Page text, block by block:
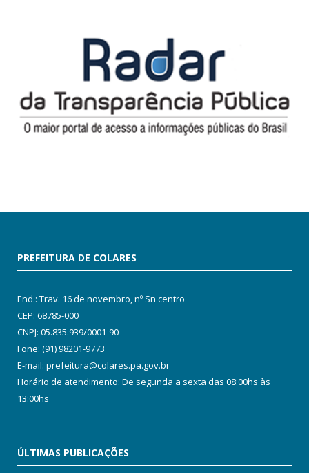
PREFEITURA DE COLARES
End.: Trav. 16 de novembro, nº Sn centro
CEP: 68785-000
CNPJ: 05.835.939/0001-90
Fone: (91) 98201-9773
E-mail: prefeitura@colares.pa.gov.br
Horário de atendimento: De segunda a sexta das 08:00hs às
13:00hs
ÚLTIMAS PUBLICAÇÕES